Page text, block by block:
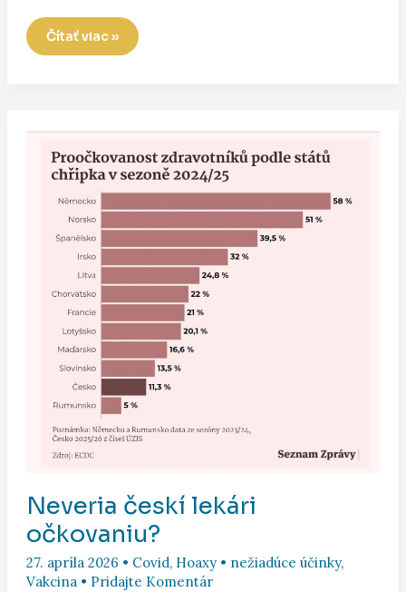
Na
hotovo?
Čítať viac »
Neveria českí lekári
očkovaniu?
27. apríla 2026 • Covid, Hoaxy• nežiadúce účinky,
Vakcina• Pridajte Komentár